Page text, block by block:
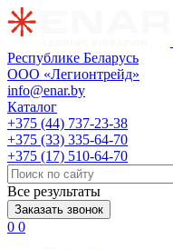
Республике Беларусь
ООО «Легионтрейд»
info@enar.by
Каталог
+375 (44) 737-23-38
+375 (33) 335-64-70
+375 (17) 510-64-70
Все результаты
Заказать звонок
0 0